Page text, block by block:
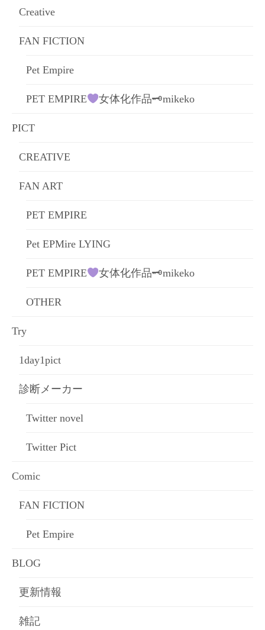
Creative
FAN FICTION
Pet Empire
PET EMPIRE 女体化作品🗝mikeko
PICT
CREATIVE
FAN ART
PET EMPIRE
Pet EPMire LYING
PET EMPIRE 女体化作品🗝mikeko
OTHER
Try
1day1pict
診断メーカー
Twitter novel
Twitter Pict
Comic
FAN FICTION
Pet Empire
BLOG
更新情報
雑記